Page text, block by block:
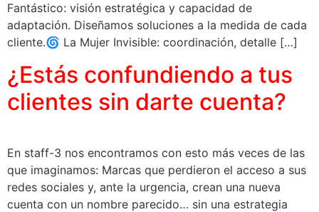
Fantástico: visión estratégica y capacidad de
adaptación. Diseñamos soluciones a la medida de cada
cliente.🌀 La Mujer Invisible: coordinación, detalle […]
¿Estás confundiendo a tus
clientes sin darte cuenta?
En staff-3 nos encontramos con esto más veces de las
que imaginamos: Marcas que perdieron el acceso a sus
redes sociales y, ante la urgencia, crean una nueva
cuenta con un nombre parecido… sin una estrategia